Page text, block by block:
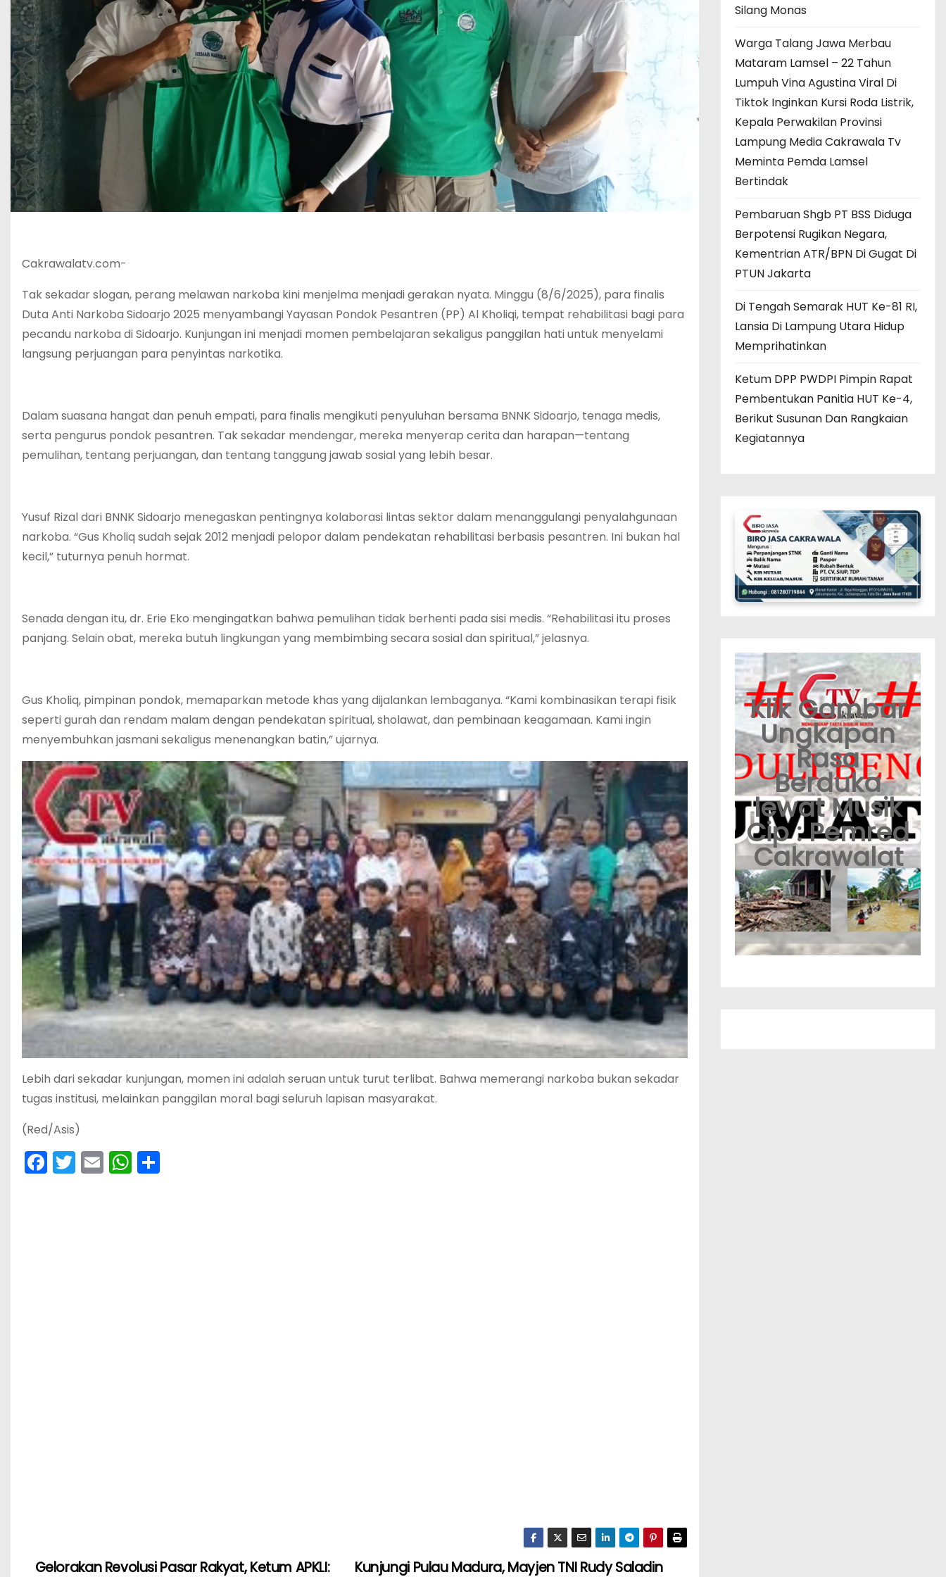
Cakrawalatv.com-
Tak sekadar slogan, perang melawan narkoba kini menjelma menjadi gerakan nyata. Minggu (8/6/2025), para finalis
Duta Anti Narkoba Sidoarjo 2025 menyambangi Yayasan Pondok Pesantren (PP) Al Kholiqi, tempat rehabilitasi bagi para
pecandu narkoba di Sidoarjo. Kunjungan ini menjadi momen pembelajaran sekaligus panggilan hati untuk menyelami
langsung perjuangan para penyintas narkotika.
Dalam suasana hangat dan penuh empati, para finalis mengikuti penyuluhan bersama BNNK Sidoarjo, tenaga medis,
serta pengurus pondok pesantren. Tak sekadar mendengar, mereka menyerap cerita dan harapan—tentang
pemulihan, tentang perjuangan, dan tentang tanggung jawab sosial yang lebih besar.
Yusuf Rizal dari BNNK Sidoarjo menegaskan pentingnya kolaborasi lintas sektor dalam menanggulangi penyalahgunaan
narkoba. “Gus Kholiq sudah sejak 2012 menjadi pelopor dalam pendekatan rehabilitasi berbasis pesantren. Ini bukan hal
kecil,” tuturnya penuh hormat.
Senada dengan itu, dr. Erie Eko mengingatkan bahwa pemulihan tidak berhenti pada sisi medis. “Rehabilitasi itu proses
panjang. Selain obat, mereka butuh lingkungan yang membimbing secara sosial dan spiritual,” jelasnya.
Gus Kholiq, pimpinan pondok, memaparkan metode khas yang dijalankan lembaganya. “Kami kombinasikan terapi fisik
seperti gurah dan rendam malam dengan pendekatan spiritual, sholawat, dan pembinaan keagamaan. Kami ingin
menyembuhkan jasmani sekaligus menenangkan batin,” ujarnya.
Lebih dari sekadar kunjungan, momen ini adalah seruan untuk turut terlibat. Bahwa memerangi narkoba bukan sekadar
tugas institusi, melainkan panggilan moral bagi seluruh lapisan masyarakat.
(Red/Asis)
F
a
T
w
E
m
W
h
Kunjungi Pulau Madura, Mayjen TNI Rudy Saladin
Gelorakan Revolusi Pasar Rakyat, Ketum APKLI:
Silang Monas
Warga Talang Jawa Merbau
Mataram Lamsel – 22 Tahun
Lumpuh Vina Agustina Viral Di
Tiktok Inginkan Kursi Roda Listrik,
Kepala Perwakilan Provinsi
Lampung Media Cakrawala Tv
Meminta Pemda Lamsel
Bertindak
Pembaruan Shgb PT BSS Diduga
Berpotensi Rugikan Negara,
Kementrian ATR/BPN Di Gugat Di
PTUN Jakarta
Di Tengah Semarak HUT Ke-81 RI,
Lansia Di Lampung Utara Hidup
Memprihatinkan
Ketum DPP PWDPI Pimpin Rapat
Pembentukan Panitia HUT Ke-4,
Berikut Susunan Dan Rangkaian
Kegiatannya
Klik Gambar
Ungkapan
Rasa
Berduka
lewat Musik
Cip : Pemred
Cakrawalat
v